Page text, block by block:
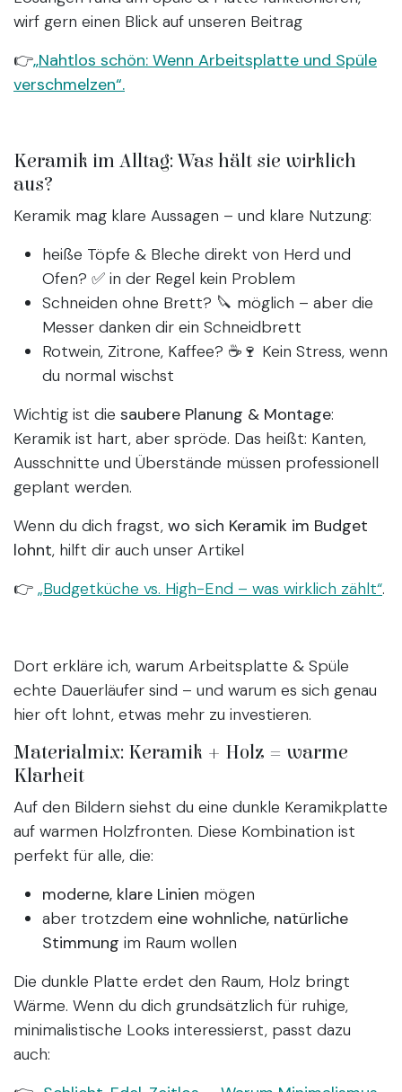
wirf gern einen Blick auf unseren Beitrag
👉„Nahtlos schön: Wenn Arbeitsplatte und Spüle
verschmelzen“.
Keramik im Alltag: Was hält sie wirklich
aus?
Keramik mag klare Aussagen – und klare Nutzung:
heiße Töpfe & Bleche direkt von Herd und
Ofen? ✅ in der Regel kein Problem
Schneiden ohne Brett? 🔪 möglich – aber die
Messer danken dir ein Schneidbrett
Rotwein, Zitrone, Kaffee? ☕️🍷 Kein Stress, wenn
du normal wischst
Wichtig ist die saubere Planung & Montage:
Keramik ist hart, aber spröde. Das heißt: Kanten,
Ausschnitte und Überstände müssen professionell
geplant werden.
Wenn du dich fragst, wo sich Keramik im Budget
lohnt, hilft dir auch unser Artikel
👉 „Budgetküche vs. High-End – was wirklich zählt“.
Dort erkläre ich, warum Arbeitsplatte & Spüle
echte Dauerläufer sind – und warum es sich genau
hier oft lohnt, etwas mehr zu investieren.
Materialmix: Keramik + Holz = warme
Klarheit
Auf den Bildern siehst du eine dunkle Keramikplatte
auf warmen Holzfronten. Diese Kombination ist
perfekt für alle, die:
moderne, klare Linien mögen
aber trotzdem eine wohnliche, natürliche
Stimmung im Raum wollen
Die dunkle Platte erdet den Raum, Holz bringt
Wärme. Wenn du dich grundsätzlich für ruhige,
minimalistische Looks interessierst, passt dazu
auch: